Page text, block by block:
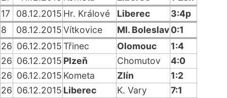
17
08.12.2015 Hr. Králové Liberec
3:4p
8
08.12.2015Vítkovice Ml. Boleslav0:1
26 06.12.2015Třinec Olomouc
1:4
26 06.12.2015 Plzeň Chomutov
4:0
26 06.12.2015 Kometa Zlín
1:2
26 06.12.2015 Liberec K. Vary
7:1